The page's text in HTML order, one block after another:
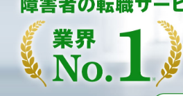
障害者専門の就転職支援サービス
障害者アスリート専門の就転職支援
各種サービス
求人を検索する
求人を紹介してもらう